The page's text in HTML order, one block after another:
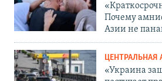
Почему
Азии не
ЦЕНТРАЛЬНАЯ
«Украина